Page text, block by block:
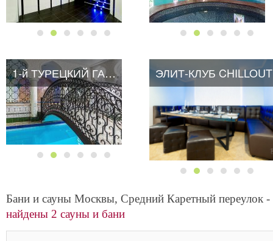
1-й ТУРЕЦКИЙ ГАМБИТ
1-й ТУРЕЦКИЙ ГАМБИТ ЭЛИТ-КЛУБ CHILLOUT
ЭЛИТ-КЛУБ CHILLOUT
Бани и сауны Москвы, Средний Каретный переулок -
найдены 2 сауны и бани